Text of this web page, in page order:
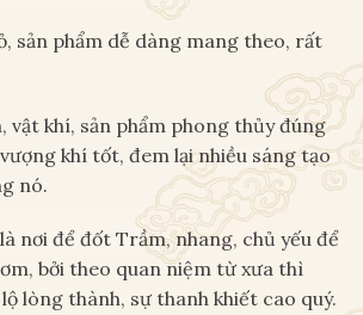
sản phẩm dễ dàng mang theo, rất
vật khí, sản phẩm phong thủy đúng
khí tốt, đem lại nhiều sáng tạo
nó.
nơi để đốt Trầm, nhang, chủ yếu để
bởi theo quan niệm từ xưa thì
lòng thành, sự thanh khiết cao quý.